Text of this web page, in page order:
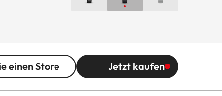
einen Store Jetzt kaufen